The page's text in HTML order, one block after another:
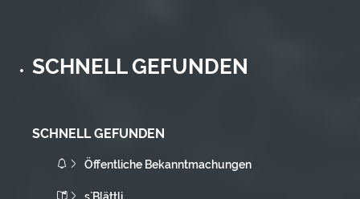
SCHNELL GEFUNDEN
SCHNELL GEFUNDEN
Öffentliche Bekanntmachungen